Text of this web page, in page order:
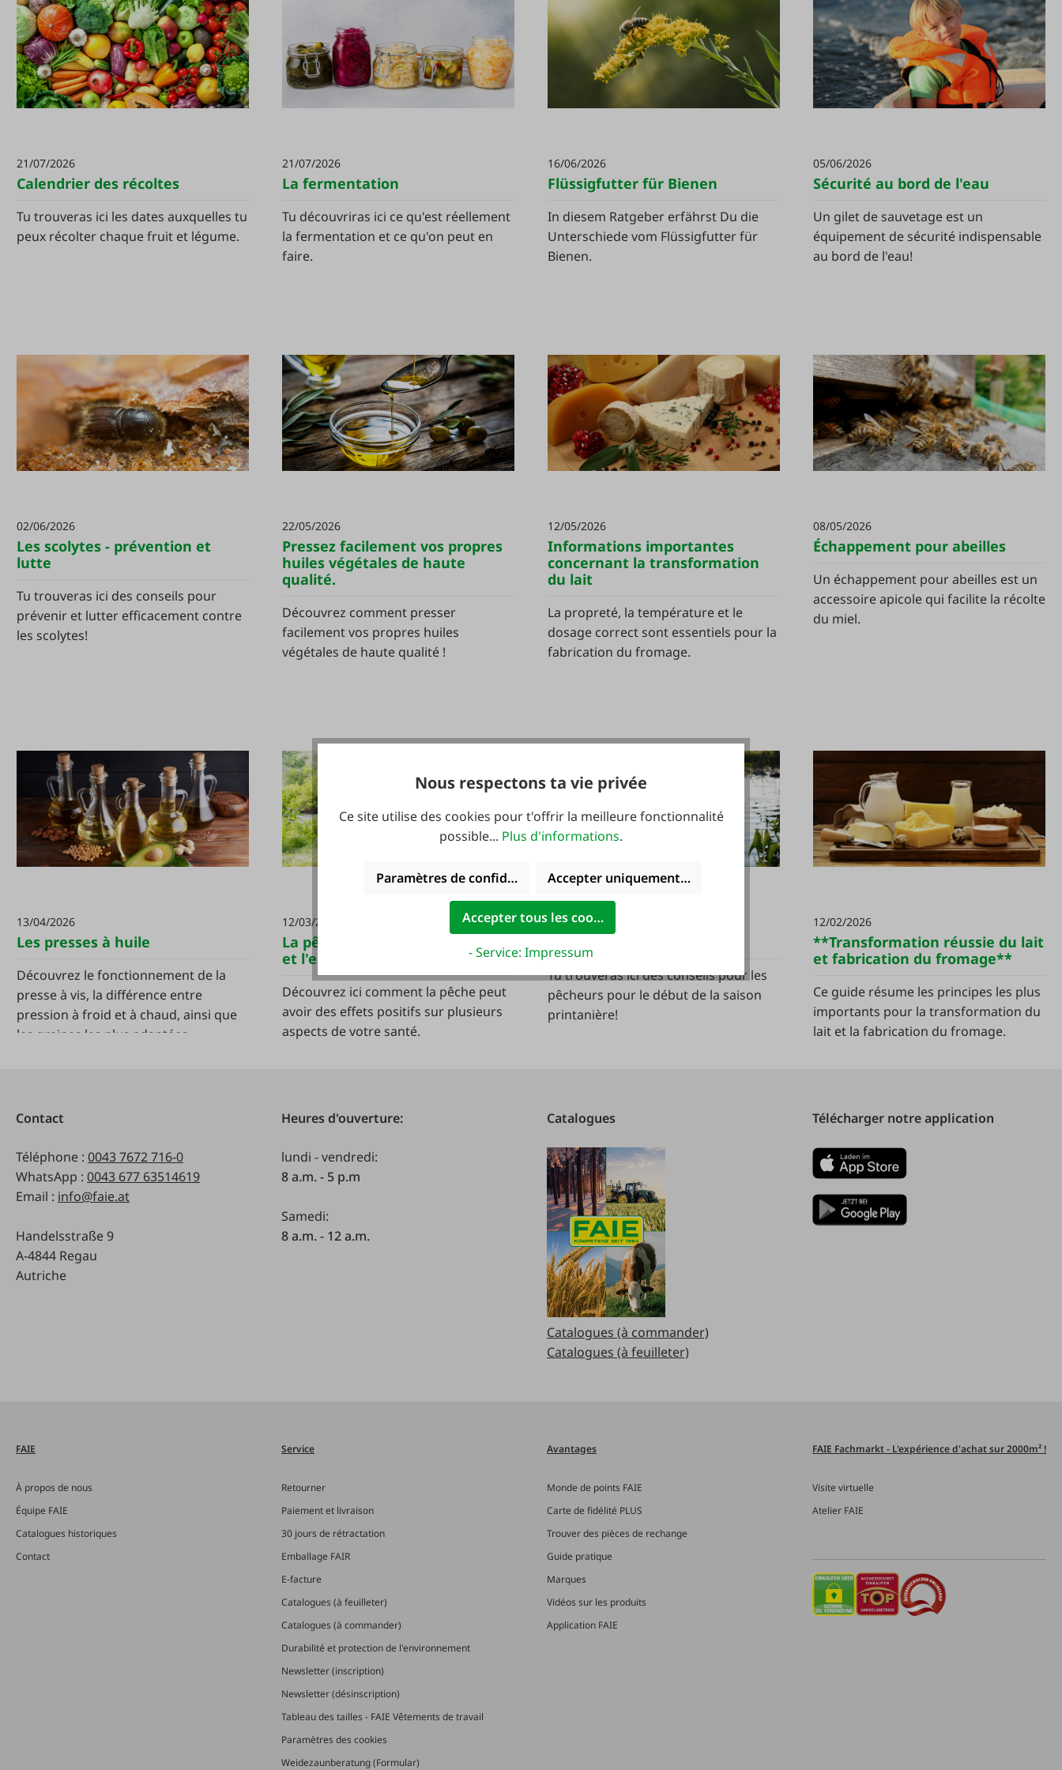
21/07/2026
Calendrier des récoltes
Tu trouveras ici les dates auxquelles tu
peux récolter chaque fruit et légume.
21/07/2026
La fermentation
Tu découvriras ici ce qu'est réellement
la fermentation et ce qu'on peut en
faire.
16/06/2026
Flüssigfutter für Bienen
In diesem Ratgeber erfährst Du die
Unterschiede vom Flüssigfutter für
Bienen.
05/06/2026
Sécurité au bord de l'eau
Un gilet de sauvetage est un
équipement de sécurité indispensable
au bord de l'eau!
02/06/2026
Les scolytes - prévention et
lutte
Tu trouveras ici des conseils pour
prévenir et lutter efficacement contre
les scolytes!
22/05/2026
Pressez facilement vos propres
huiles végétales de haute
qualité.
Découvrez comment presser
facilement vos propres huiles
végétales de haute qualité !
12/05/2026
Informations importantes
concernant la transformation
du lait
La propreté, la température et le
dosage correct sont essentiels pour la
fabrication du fromage.
08/05/2026
Échappement pour abeilles
Un échappement pour abeilles est un
accessoire apicole qui facilite la récolte
du miel.
13/04/2026
Les presses à huile
Découvrez le fonctionnement de la
presse à vis, la différence entre
pression à froid et à chaud, ainsi que
les graines les plus adaptées.
12/03/2026
La pêche - bonne pour le corps
et l'esprit
Découvrez ici comment la pêche peut
avoir des effets positifs sur plusieurs
aspects de votre santé.
12/03/2026
Tu trouveras ici des conseils pour les
pêcheurs pour le début de la saison
printanière!
12/02/2026
**Transformation réussie du lait
et fabrication du fromage**
Ce guide résume les principes les plus
importants pour la transformation du
lait et la fabrication du fromage.
Contact
Téléphone : 0043 7672 716-0
WhatsApp : 0043 677 63514619
Email : info@faie.at
Handelsstraße 9
A-4844 Regau
Autriche
Heures d'ouverture:
lundi - vendredi:
8 a.m. - 5 p.m
Samedi:
8 a.m. - 12 a.m.
Catalogues
Catalogues (à commander)
Catalogues (à feuilleter)
Télécharger notre application
FAIE
À propos de nous
Équipe FAIE
Catalogues historiques
Contact
Service
Retourner
Paiement et livraison
30 jours de rétractation
Emballage FAIR
E-facture
Catalogues (à feuilleter)
Catalogues (à commander)
Durabilité et protection de l'environnement
Newsletter (inscription)
Newsletter (désinscription)
Tableau des tailles - FAIE Vêtements de travail
Paramètres des cookies
Weidezaunberatung (Formular)
Avantages
Monde de points FAIE
Carte de fidélité PLUS
Trouver des pièces de rechange
Guide pratique
Marques
Vidéos sur les produits
Application FAIE
FAIE Fachmarkt - L'expérience d'achat sur 2000m² !
Visite virtuelle
Atelier FAIE
Nous respectons ta vie privée
Ce site utilise des cookies pour t'offrir la meilleure fonctionnalité
possible... Plus d'informations.
Paramètres de confidentialitéAccepter uniquement les cookies fonctionnels
Accepter tous les cookies
- Service: Impressum